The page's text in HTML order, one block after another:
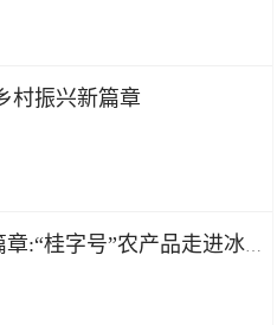
村振兴新篇章